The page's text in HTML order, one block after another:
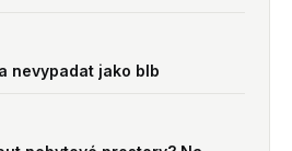
nevypadat jako blb